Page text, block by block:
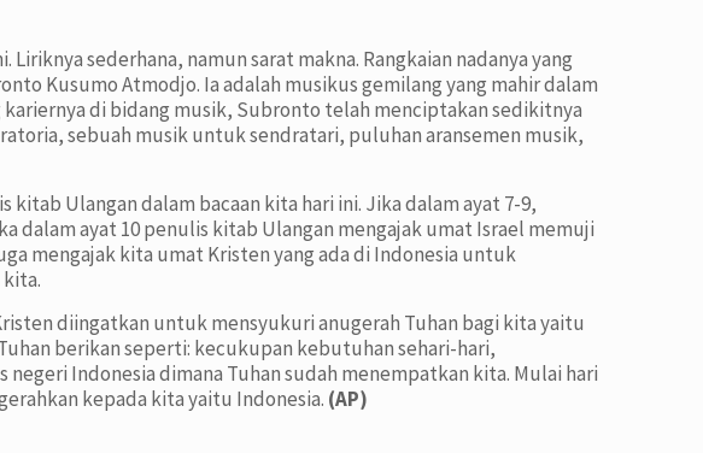
sederhana, namun sarat makna. Rangkaian nadanya yang
Kusumo Atmodjo. Ia adalah musikus gemilang yang mahir dalam
kariernya di bidang musik, Subronto telah menciptakan sedikitnya
sebuah musik untuk sendratari, puluhan aransemen musik,
Ulangan dalam bacaan kita hari ini. Jika dalam ayat 7-9,
dalam ayat 10 penulis kitab Ulangan mengajak umat Israel memuji
mengajak kita umat Kristen yang ada di Indonesia untuk
diingatkan untuk mensyukuri anugerah Tuhan bagi kita yaitu
berikan seperti: kecukupan kebutuhan sehari-hari,
Indonesia dimana Tuhan sudah menempatkan kita. Mulai hari
kepada kita yaitu Indonesia. (AP)